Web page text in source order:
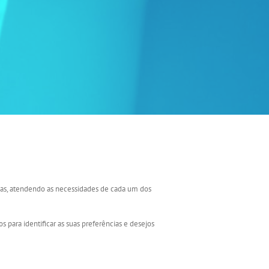
atendendo as necessidades de cada um dos
para identificar as suas preferências e desejos